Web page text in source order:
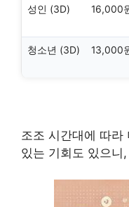
성인 (3D) 16,000
청소년 (3D) 13,000
조조 시간대에 따라
있는 기회도 있으니